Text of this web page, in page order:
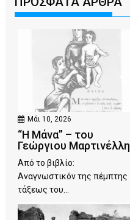
Μάι 10, 2026
“Η Μάνα” – του
Γεώργιου Μαρτινέλλη
Από το βιβλίο:
Αναγνωστικόν της πέμπτης
τάξεως του...